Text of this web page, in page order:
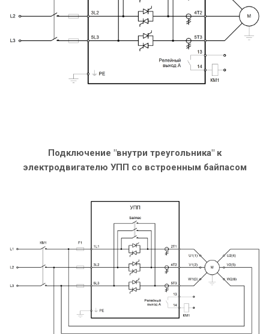
Подключение "внутри треугольника" к
электродвигателю УПП со встроенным байпасом